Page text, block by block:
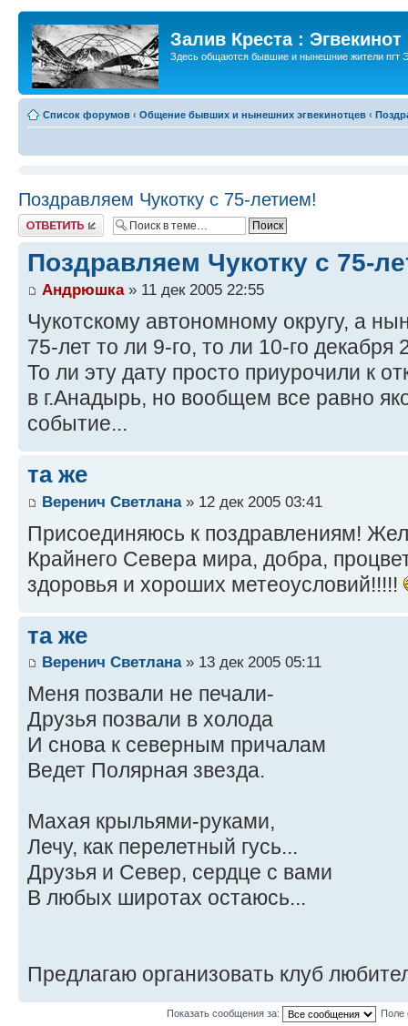
Залив Креста : Эгвекинот
Здесь общаются бывшие и нынешние жители пгт
Список форумов ‹ Общение бывших и нынешних эгвекинотцев ‹
Поздравляем Чукотку с 75-летием!
Ответить
Поздравляем Чукотку с 75-
Андрюшка» 11 дек 2005 22:55
Чукотскому автономному округу, а
75-лет то ли 9-го, то ли 10-го декабря
То ли эту дату просто приурочили к
в г.Анадырь, но вообщем все равно
событие...
та же
Веренич Светлана» 12 дек 2005 03:41
Присоединяюсь к поздравлениям!
Крайнего Севера мира, добра,
здоровья и хороших метеоусловий!!!!!
та же
Веренич Светлана» 13 дек 2005 05:11
Меня позвали не печали-
Друзья позвали в холода
И снова к северным причалам
Ведет Полярная звезда.
Махая крыльями-руками,
Лечу, как перелетный гусь...
Друзья и Север, сердце с вами
В любых широтах остаюсь...
Предлагаю организовать клуб
Показать сообщения за: Поле